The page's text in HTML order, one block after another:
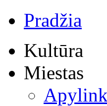
Pradžia
Kultūra
Miestas